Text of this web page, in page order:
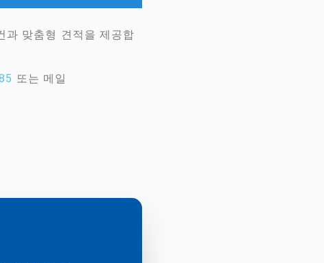
과 맞춤형 견적을 제공합
또는 메일